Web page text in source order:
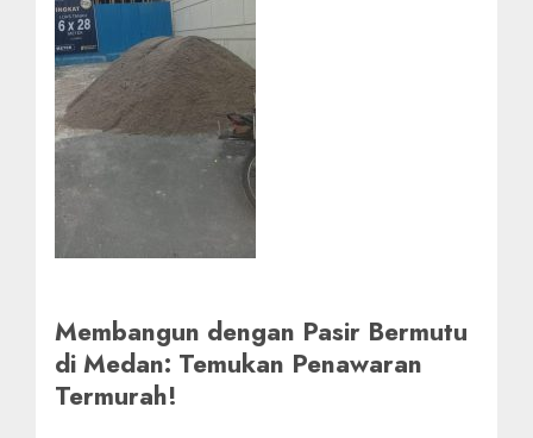
Membangun dengan Pasir Bermutu
di Medan: Temukan Penawaran
Termurah!